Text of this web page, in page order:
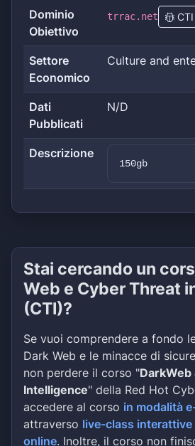
Dominio
Obiettivo
trrac.net CTI
Settore
Economico
Culture and
Dati
Pubblicati
N/D
Descrizione
150gb
Stai cercando un
Web e Cyber Threat
(CTI)?
Se vuoi comprendere a fondo
Dark Web e le minacce di
non perdere il corso "
Intelligence" della Red Hot
accedere al corso in modalità
attraverso live-class
online. Inoltre, il corso non